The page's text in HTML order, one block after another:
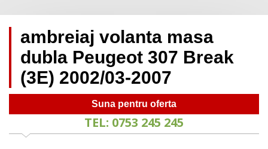
ambreiaj volanta masa
dubla Peugeot 307 Break
(3E) 2002/03-2007
Suna pentru oferta
TEL: 0753 245 245